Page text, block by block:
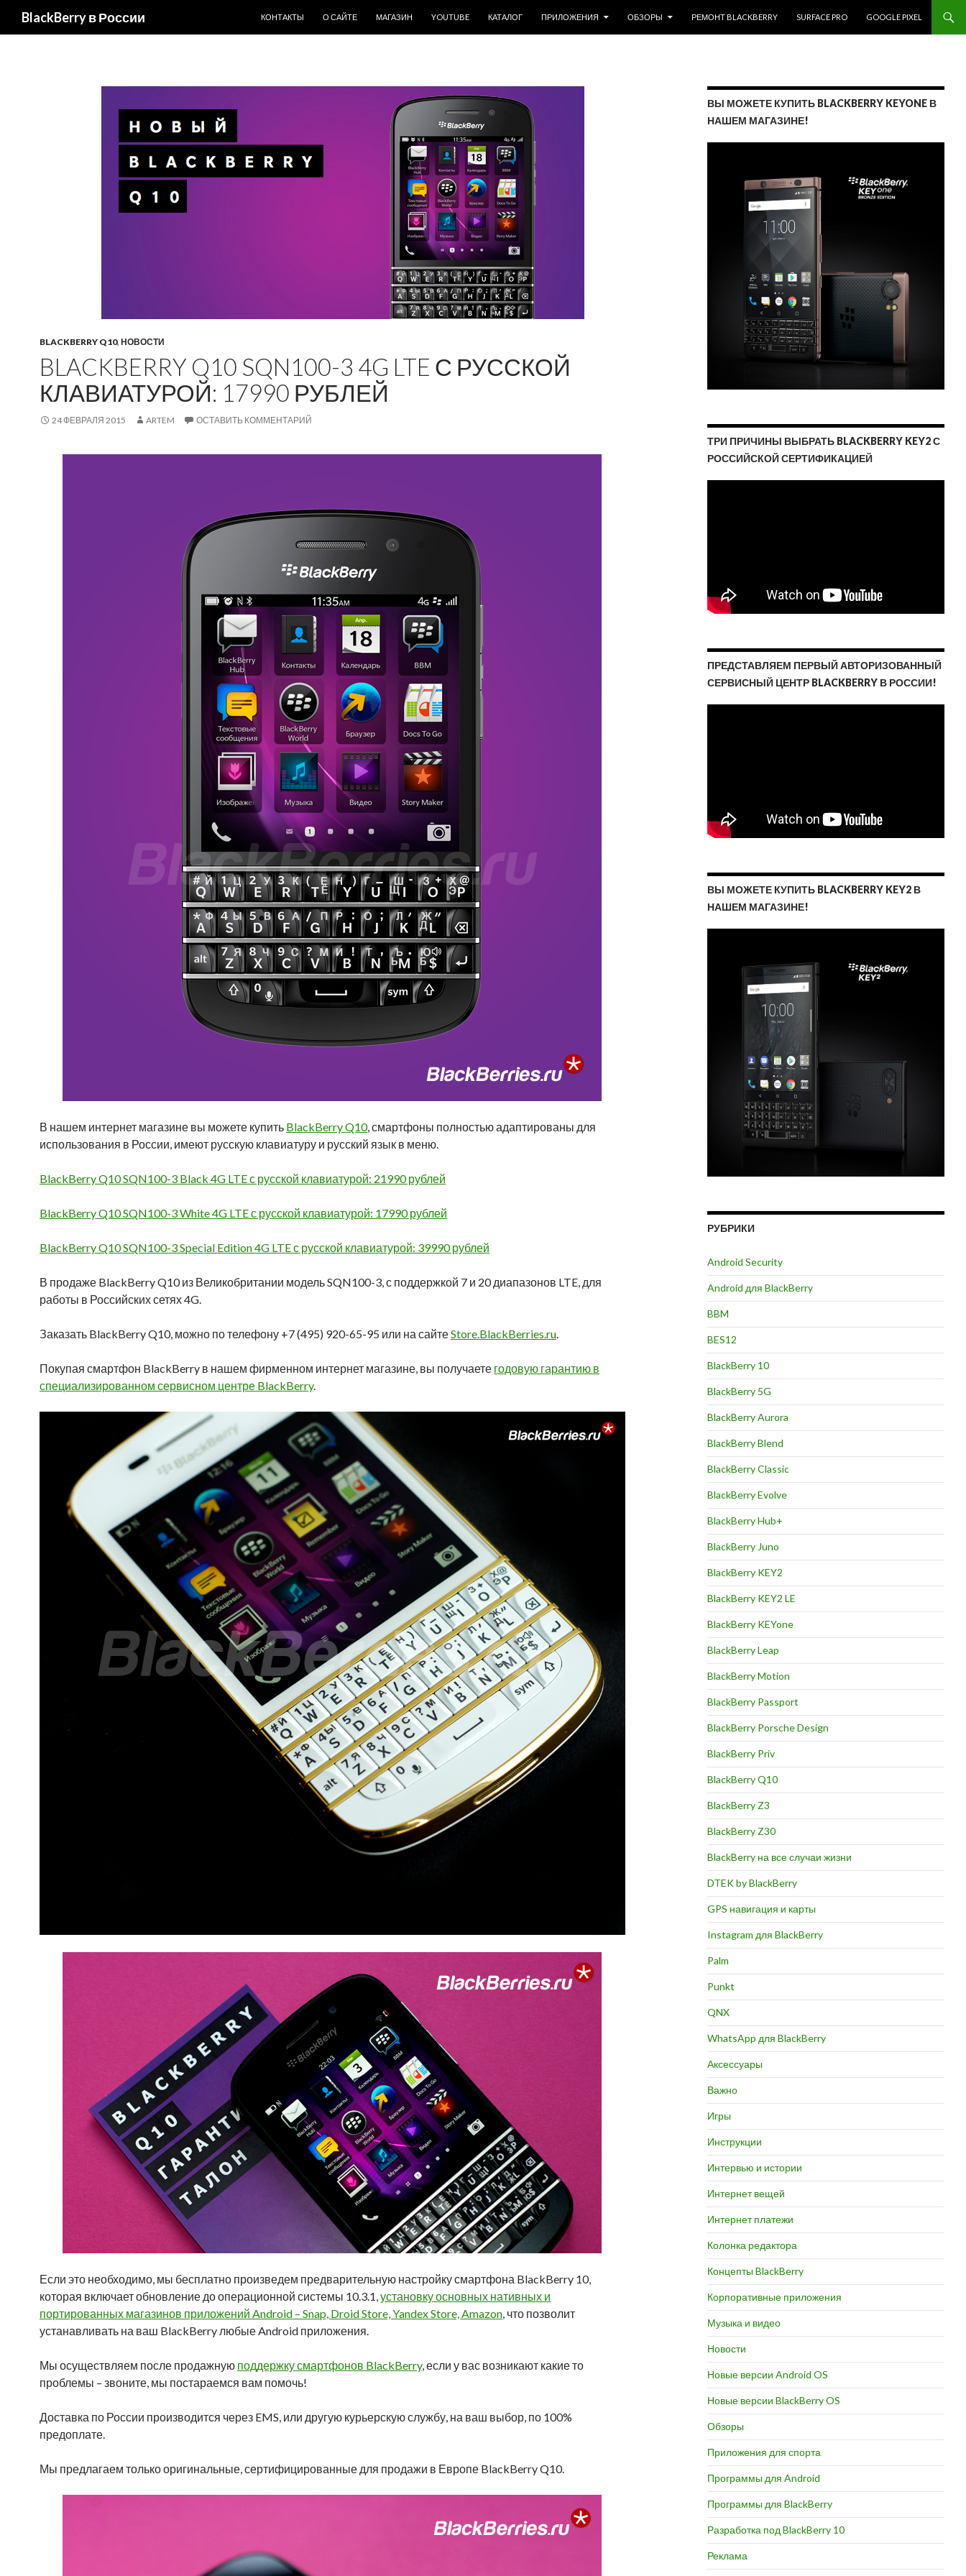
BlackBerry в России
КОНТАКТЫ
О САЙТЕ МАГАЗИН YOUTUBE КАТАЛОГ ПРИЛОЖЕНИЯ ОБЗОРЫ РЕМОНТ BLACKBERRY SURFACE PRO GOOGLE PIXEL
BLACKBERRY Q10, НОВОСТИ
BLACKBERRY Q10 SQN100-3 4G LTE С РУССКОЙ
КЛАВИАТУРОЙ: 17990 РУБЛЕЙ
24 ФЕВРАЛЯ 2015 ARTEM ОСТАВИТЬ КОММЕНТАРИЙ
В нашем интернет магазине вы можете купить BlackBerry Q10, смартфоны полностью адаптированы для
использования в России, имеют русскую клавиатуру и русский язык в меню.
BlackBerry Q10 SQN100-3 Black 4G LTE с русской клавиатурой: 21990 рублей
BlackBerry Q10 SQN100-3 White 4G LTE с русской клавиатурой: 17990 рублей
BlackBerry Q10 SQN100-3 Special Edition 4G LTE с русской клавиатурой: 39990 рублей
В продаже BlackBerry Q10 из Великобритании модель SQN100-3, с поддержкой 7 и 20 диапазонов LTE, для
работы в Российских сетях 4G.
Заказать BlackBerry Q10, можно по телефону +7 (495) 920-65-95 или на сайтеStore.BlackBerries.ru.
Покупая смартфон BlackBerry в нашем фирменном интернет магазине, вы получаете годовую гарантию в
специализированном сервисном центре BlackBerry.
Если это необходимо, мы бесплатно произведем предварительную настройку смартфона BlackBerry 10,
которая включает обновление до операционной системы 10.3.1,установку основных нативных и
портированных магазинов приложений Android – Snap, Droid Store, Yandex Store, Amazon, что позволит
устанавливать на ваш BlackBerry любые Android приложения.
Мы осуществляем после продажную поддержку смартфонов BlackBerry, если у вас возникают какие то
проблемы – звоните, мы постараемся вам помочь!
Доставка по России производится через EMS, или другую курьерскую службу, на ваш выбор, по 100%
предоплате.
Мы предлагаем только оригинальные, сертифицированные для продажи в Европе BlackBerry Q10.
ВЫ МОЖЕТЕ КУПИТЬ BLACKBERRY KEYONE В
НАШЕМ МАГАЗИНЕ!
ТРИ ПРИЧИНЫ ВЫБРАТЬ BLACKBERRY KEY2 С
РОССИЙСКОЙ СЕРТИФИКАЦИЕЙ
ПРЕДСТАВЛЯЕМ ПЕРВЫЙ АВТОРИЗОВАННЫЙ
СЕРВИСНЫЙ ЦЕНТР BLACKBERRY В РОССИИ!
ВЫ МОЖЕТЕ КУПИТЬ BLACKBERRY KEY2 В
НАШЕМ МАГАЗИНЕ!
РУБРИКИ
Android Security
Android для BlackBerry
BBM
BES12
BlackBerry 10
BlackBerry 5G
BlackBerry Aurora
BlackBerry Blend
BlackBerry Classic
BlackBerry Evolve
BlackBerry Hub+
BlackBerry Juno
BlackBerry KEY2
BlackBerry KEY2 LE
BlackBerry KEYone
BlackBerry Leap
BlackBerry Motion
BlackBerry Passport
BlackBerry Porsche Design
BlackBerry Priv
BlackBerry Q10
BlackBerry Z3
BlackBerry Z30
BlackBerry на все случаи жизни
DTEK by BlackBerry
GPS навигация и карты
Instagram для BlackBerry
Palm
Punkt
QNX
WhatsApp для BlackBerry
Аксессуары
Важно
Игры
Инструкции
Интервью и истории
Интернет вещей
Интернет платежи
Колонка редактора
Концепты BlackBerry
Корпоративные приложения
Музыка и видео
Новости
Новые версии Android OS
Новые версии BlackBerry OS
Обзоры
Приложения для спорта
Программы для Android
Программы для BlackBerry
Разработка под BlackBerry 10
Реклама